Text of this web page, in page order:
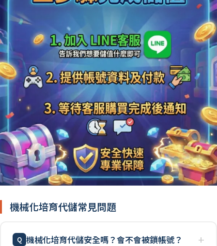
機械化培育代儲常見問題
機械化培育代儲安全嗎？會不會被鎖帳號？